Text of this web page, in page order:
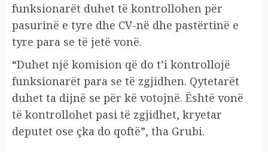
funksionarët duhet të kontrollohen për
pasurinë e tyre dhe CV-në dhe pastërtinë e
tyre para se të jetë vonë.
“Duhet një komision që do t’i kontrollojë
funksionarët para se të zgjidhen. Qytetarët
duhet ta dijnë se për kë votojnë. Është vonë
të kontrollohet pasi të zgjidhet, kryetar
deputet ose çka do qoftë”, tha Grubi.